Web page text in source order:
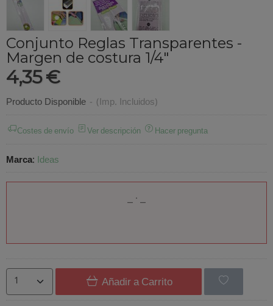
Conjunto Reglas Transparentes -
Margen de costura 1/4"
4,35 €
Producto Disponible - (Imp. Incluidos)
Costes de envío Ver descripción Hacer pregunta
Marca: Ideas
Añadir a Carrito